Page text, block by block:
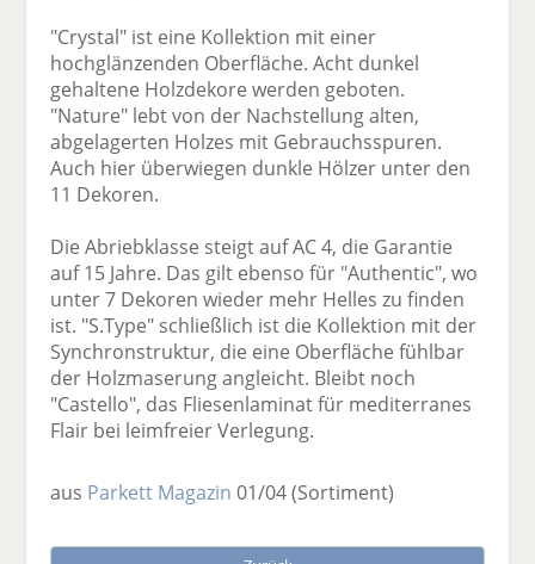
"Crystal" ist eine Kollektion mit einer
hochglänzenden Oberfläche. Acht dunkel
gehaltene Holzdekore werden geboten.
"Nature" lebt von der Nachstellung alten,
abgelagerten Holzes mit Gebrauchsspuren.
Auch hier überwiegen dunkle Hölzer unter den
11 Dekoren.
Die Abriebklasse steigt auf AC 4, die Garantie
auf 15 Jahre. Das gilt ebenso für "Authentic", wo
unter 7 Dekoren wieder mehr Helles zu finden
ist. "S.Type" schließlich ist die Kollektion mit der
Synchronstruktur, die eine Oberfläche fühlbar
der Holzmaserung angleicht. Bleibt noch
"Castello", das Fliesenlaminat für mediterranes
Flair bei leimfreier Verlegung.
aus Parkett Magazin 01/04(Sortiment)